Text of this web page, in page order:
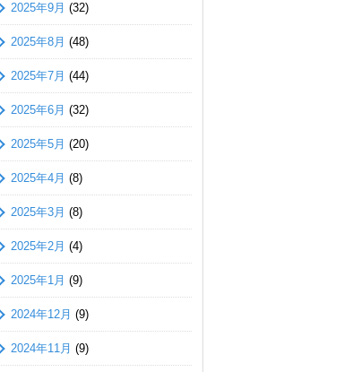
2025年9月 (32)
2025年8月 (48)
2025年7月 (44)
2025年6月 (32)
2025年5月 (20)
2025年4月 (8)
2025年3月 (8)
2025年2月 (4)
2025年1月 (9)
2024年12月 (9)
2024年11月 (9)